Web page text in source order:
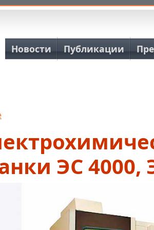
Основная
Новости Публикации
ЭС 4000,